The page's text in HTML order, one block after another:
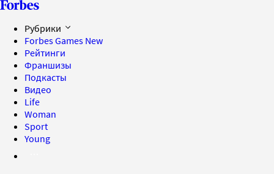
Рубрики
Forbes Games New
Рейтинги
Франшизы
Подкасты
Видео
Life
Woman
Sport
Young